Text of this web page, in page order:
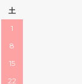
土
1
8
15
22